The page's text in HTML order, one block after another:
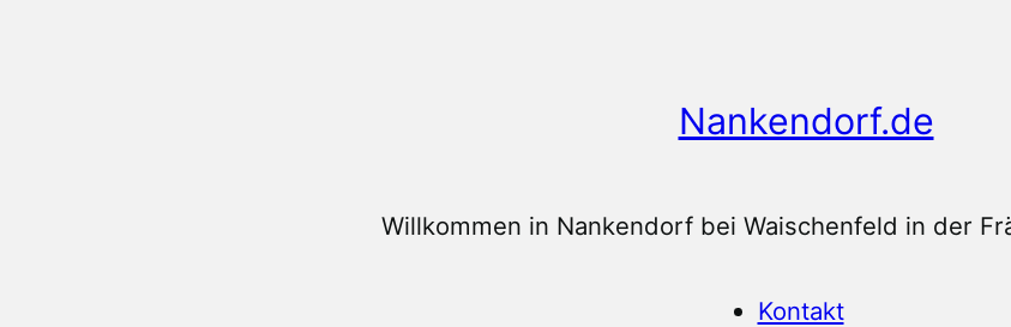
Nankendorf.de
Willkommen in Nankendorf bei Waischenfeld in der
Kontakt